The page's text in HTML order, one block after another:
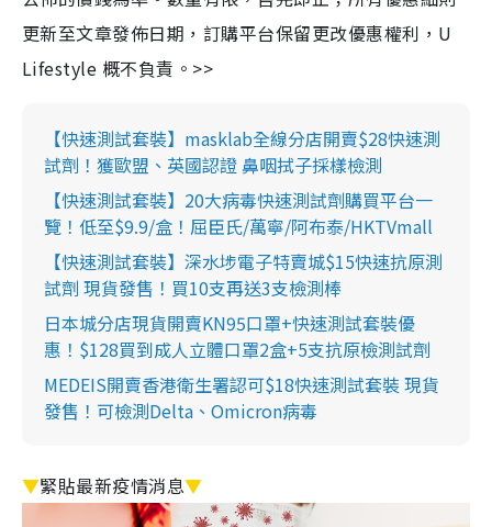
更新至文章發佈日期，訂購平台保留更改優惠權利，U
Lifestyle 概不負責。>>
【快速測試套裝】masklab全線分店開賣$28快速測
試劑！獲歐盟、英國認證 鼻咽拭子採樣檢測
【快速測試套裝】20大病毒快速測試劑購買平台一
覽！低至$9.9/盒！屈臣氏/萬寧/阿布泰/HKTVmall
【快速測試套裝】深水埗電子特賣城$15快速抗原測
試劑 現貨發售！買10支再送3支檢測棒
日本城分店現貨開賣KN95口罩+快速測試套裝優
惠！$128買到成人立體口罩2盒+5支抗原檢測試劑
MEDEIS開賣香港衛生署認可$18快速測試套裝 現貨
發售！可檢測Delta、Omicron病毒
▼緊貼最新疫情消息▼